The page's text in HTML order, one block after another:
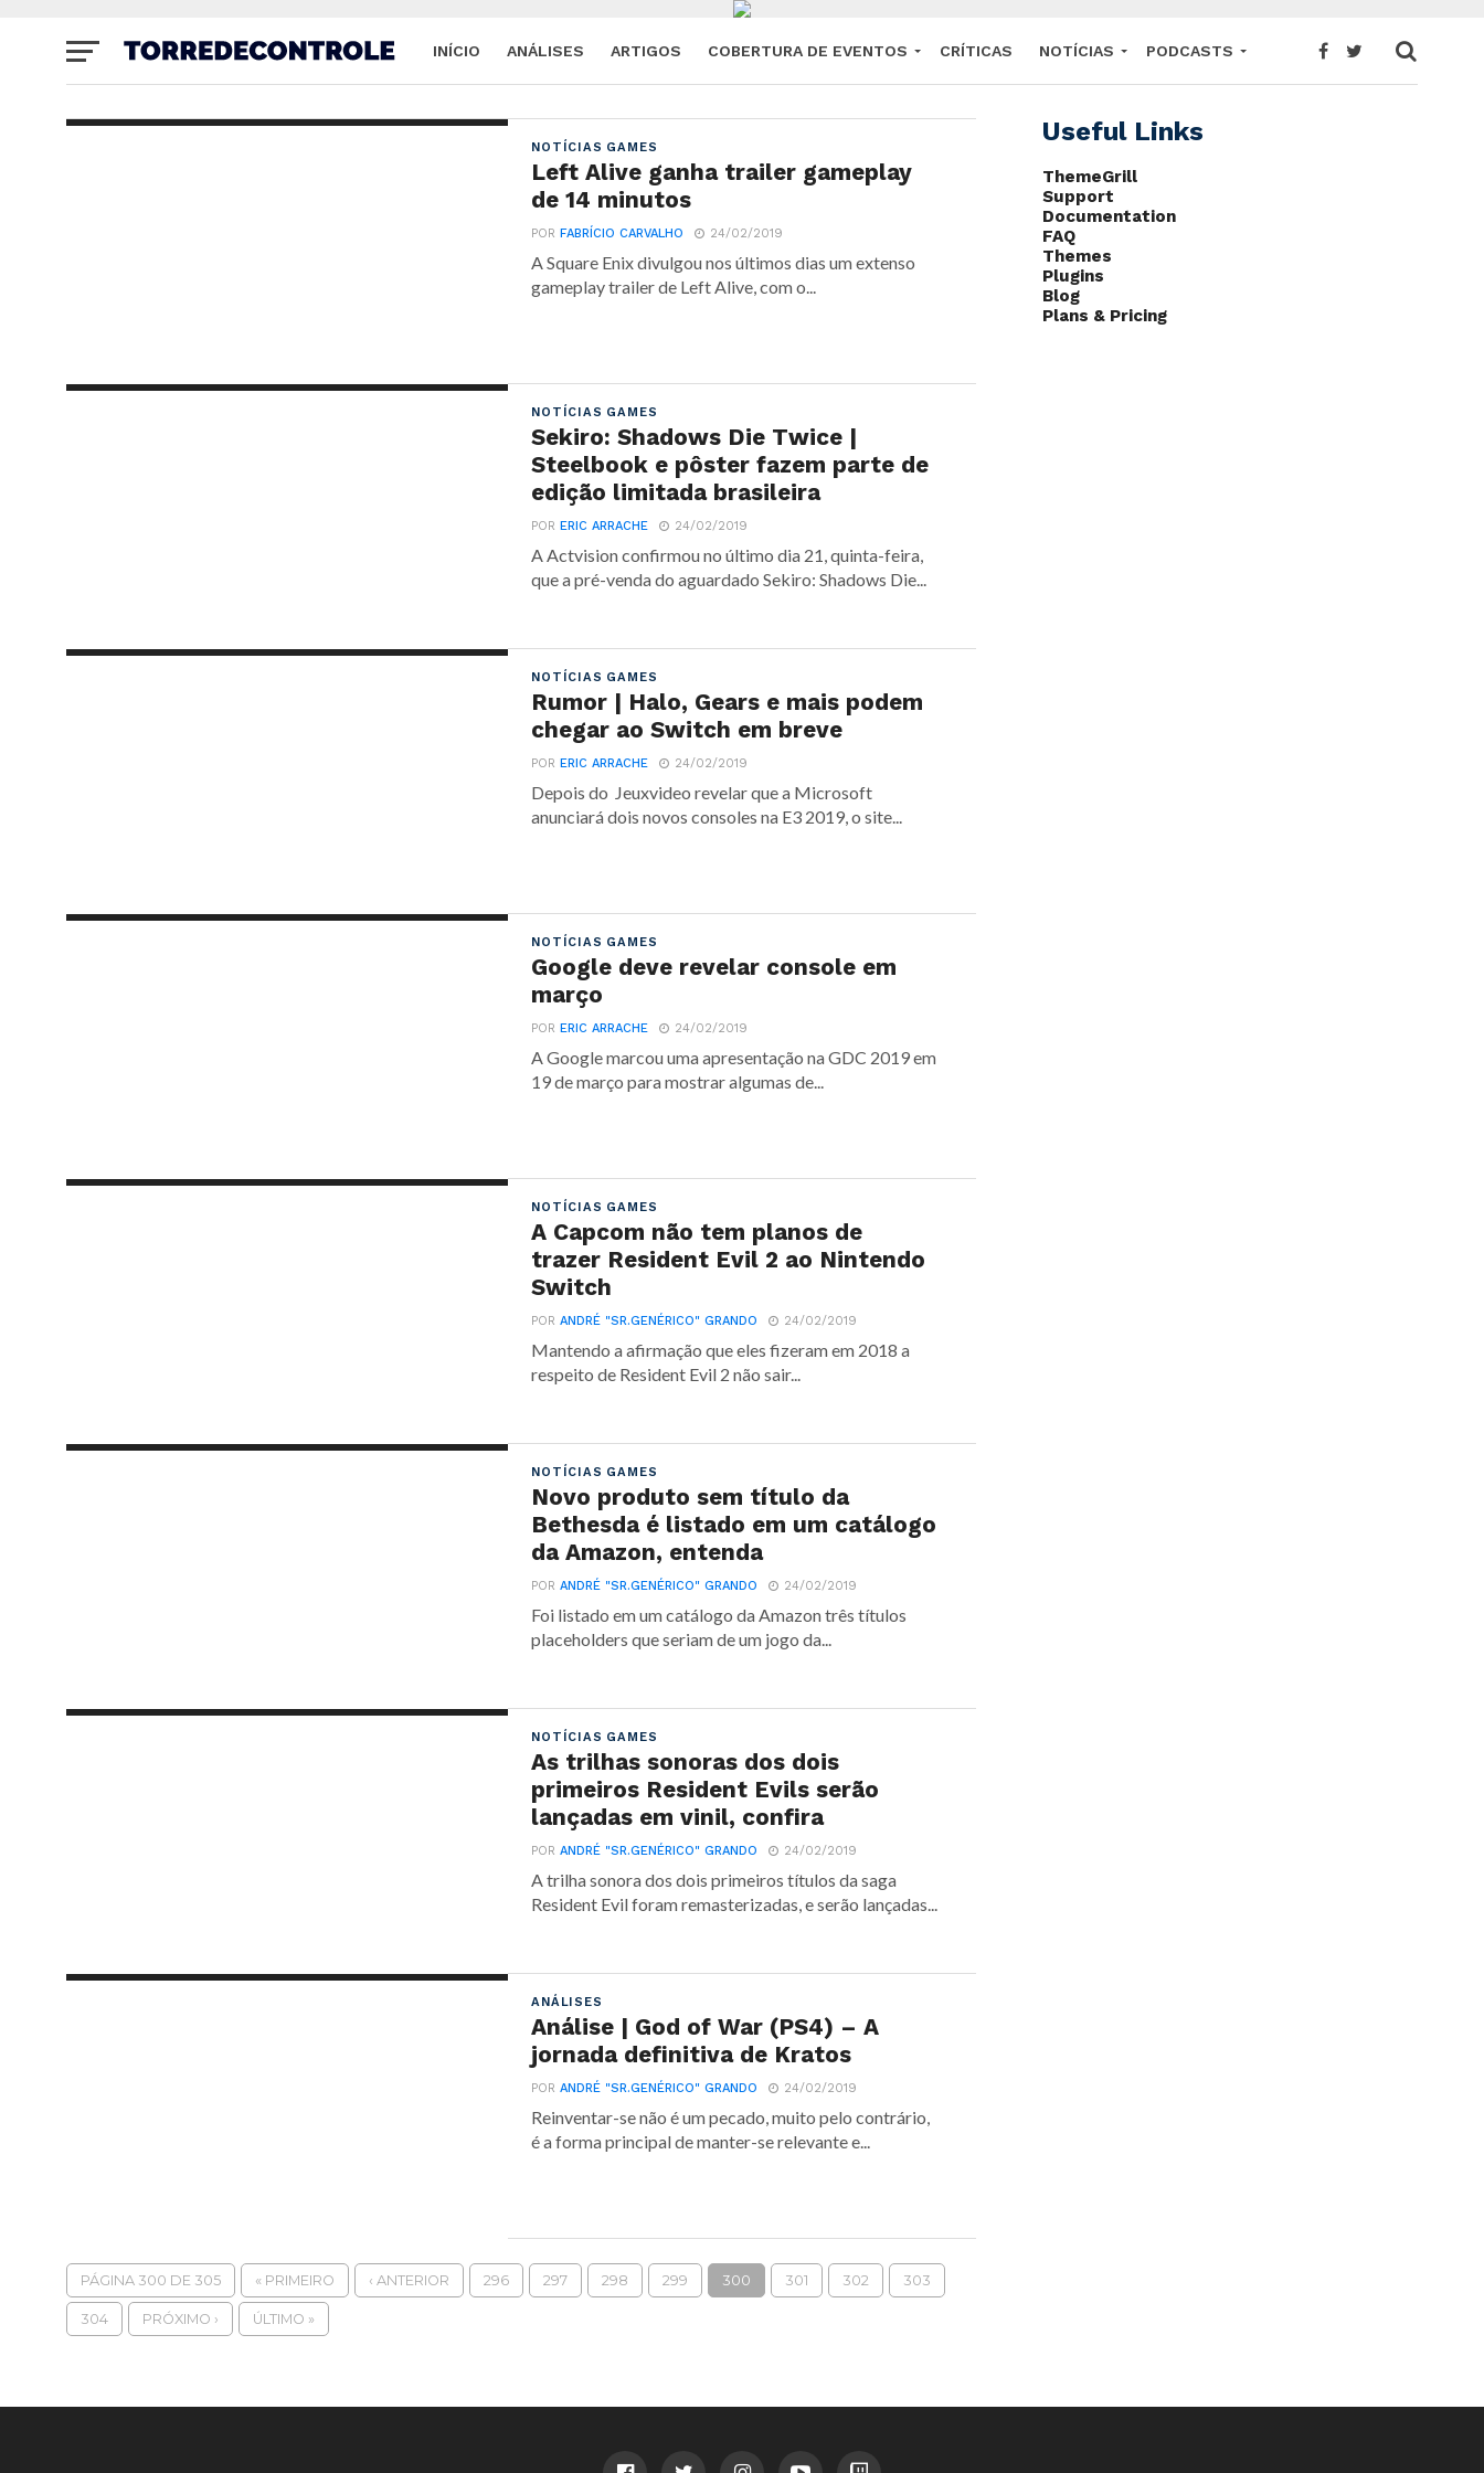
INÍCIO ANÁLISES ARTIGOS COBERTURA DE EVENTOS CRÍTICAS NOTÍCIAS PODCASTS
SITE
NOTÍCIAS GAMES
Left Alive ganha trailer gameplay
de 14 minutos
PORFABRÍCIO CARVALHO 24/02/2019
A Square Enix divulgou nos últimos dias um extenso
gameplay trailer de Left Alive, com o...
NOTÍCIAS GAMES
Sekiro: Shadows Die Twice |
Steelbook e pôster fazem parte de
edição limitada brasileira
PORERIC ARRACHE 24/02/2019
A Actvision confirmou no último dia 21, quinta-feira,
que a pré-venda do aguardado Sekiro: Shadows Die...
NOTÍCIAS GAMES
Rumor | Halo, Gears e mais podem
chegar ao Switch em breve
PORERIC ARRACHE 24/02/2019
Depois do Jeuxvideo revelar que a Microsoft
anunciará dois novos consoles na E3 2019, o site...
NOTÍCIAS GAMES
Google deve revelar console em
março
PORERIC ARRACHE 24/02/2019
A Google marcou uma apresentação na GDC 2019 em
19 de março para mostrar algumas de...
NOTÍCIAS GAMES
A Capcom não tem planos de
trazer Resident Evil 2 ao Nintendo
Switch
PORANDRÉ "SR.GENÉRICO" GRANDO 24/02/2019
Mantendo a afirmação que eles fizeram em 2018 a
respeito de Resident Evil 2 não sair...
NOTÍCIAS GAMES
Novo produto sem título da
Bethesda é listado em um catálogo
da Amazon, entenda
PORANDRÉ "SR.GENÉRICO" GRANDO 24/02/2019
Foi listado em um catálogo da Amazon três títulos
placeholders que seriam de um jogo da...
NOTÍCIAS GAMES
As trilhas sonoras dos dois
primeiros Resident Evils serão
lançadas em vinil, confira
PORANDRÉ "SR.GENÉRICO" GRANDO 24/02/2019
A trilha sonora dos dois primeiros títulos da saga
Resident Evil foram remasterizadas, e serão lançadas...
ANÁLISES
Análise | God of War (PS4) – A
jornada definitiva de Kratos
PORANDRÉ "SR.GENÉRICO" GRANDO 24/02/2019
Reinventar-se não é um pecado, muito pelo contrário,
é a forma principal de manter-se relevante e...
PÁGINA 300 DE 305 « PRIMEIRO ‹ ANTERIOR 296 297 298 299 300 301 302 303
304 PRÓXIMO › ÚLTIMO »
Useful Links
ThemeGrill
Support
Documentation
FAQ
Themes
Plugins
Blog
Plans & Pricing